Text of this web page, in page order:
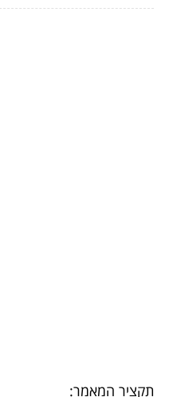
תקציר המאמר: